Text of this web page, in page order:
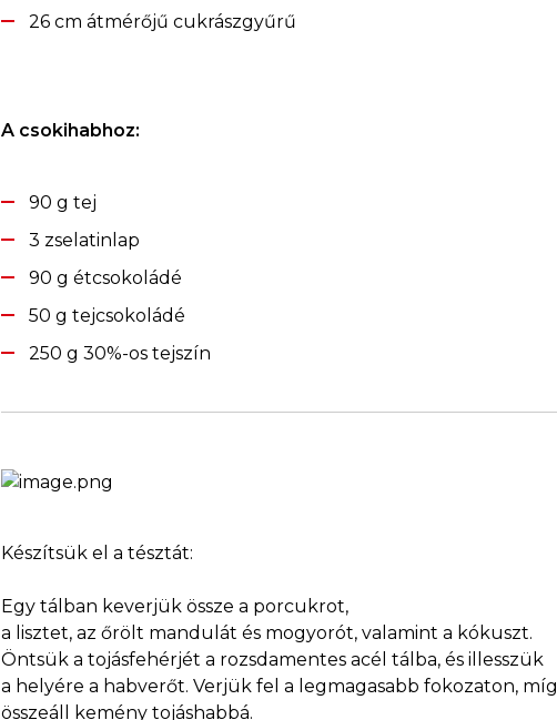
26 cm átmérőjű cukrászgyűrű
A csokihabhoz:
90 g tej
3 zselatinlap
90 g étcsokoládé
50 g tejcsokoládé
250 g 30%-os tejszín
Készítsük el a tésztát:
Egy tálban keverjük össze a porcukrot,
a lisztet, az őrölt mandulát és mogyorót, valamint a kókuszt.
Öntsük a tojásfehérjét a rozsdamentes acél tálba, és illesszük
a helyére a habverőt. Verjük fel a legmagasabb fokozaton, míg
összeáll kemény tojáshabbá.